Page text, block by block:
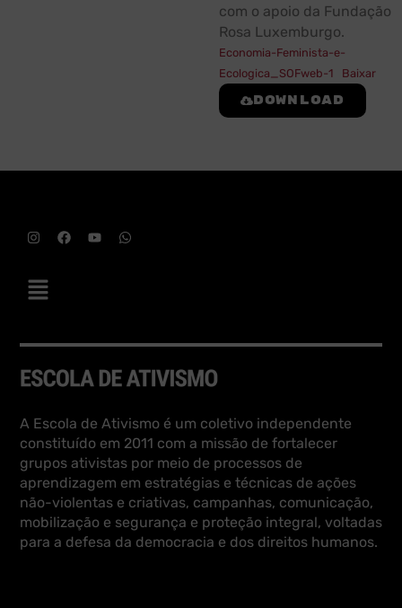
com o apoio da Fundação
Rosa Luxemburgo.
Economia-Feminista-e-
Ecologica_SOFweb-1
Baixar
Download
A Escola de Ativismo é um coletivo independente
constituído em 2011 com a missão de fortalecer
grupos ativistas por meio de processos de
aprendizagem em estratégias e técnicas de ações
não-violentas e criativas, campanhas, comunicação,
mobilização e segurança e proteção integral, voltadas
para a defesa da democracia e dos direitos humanos.